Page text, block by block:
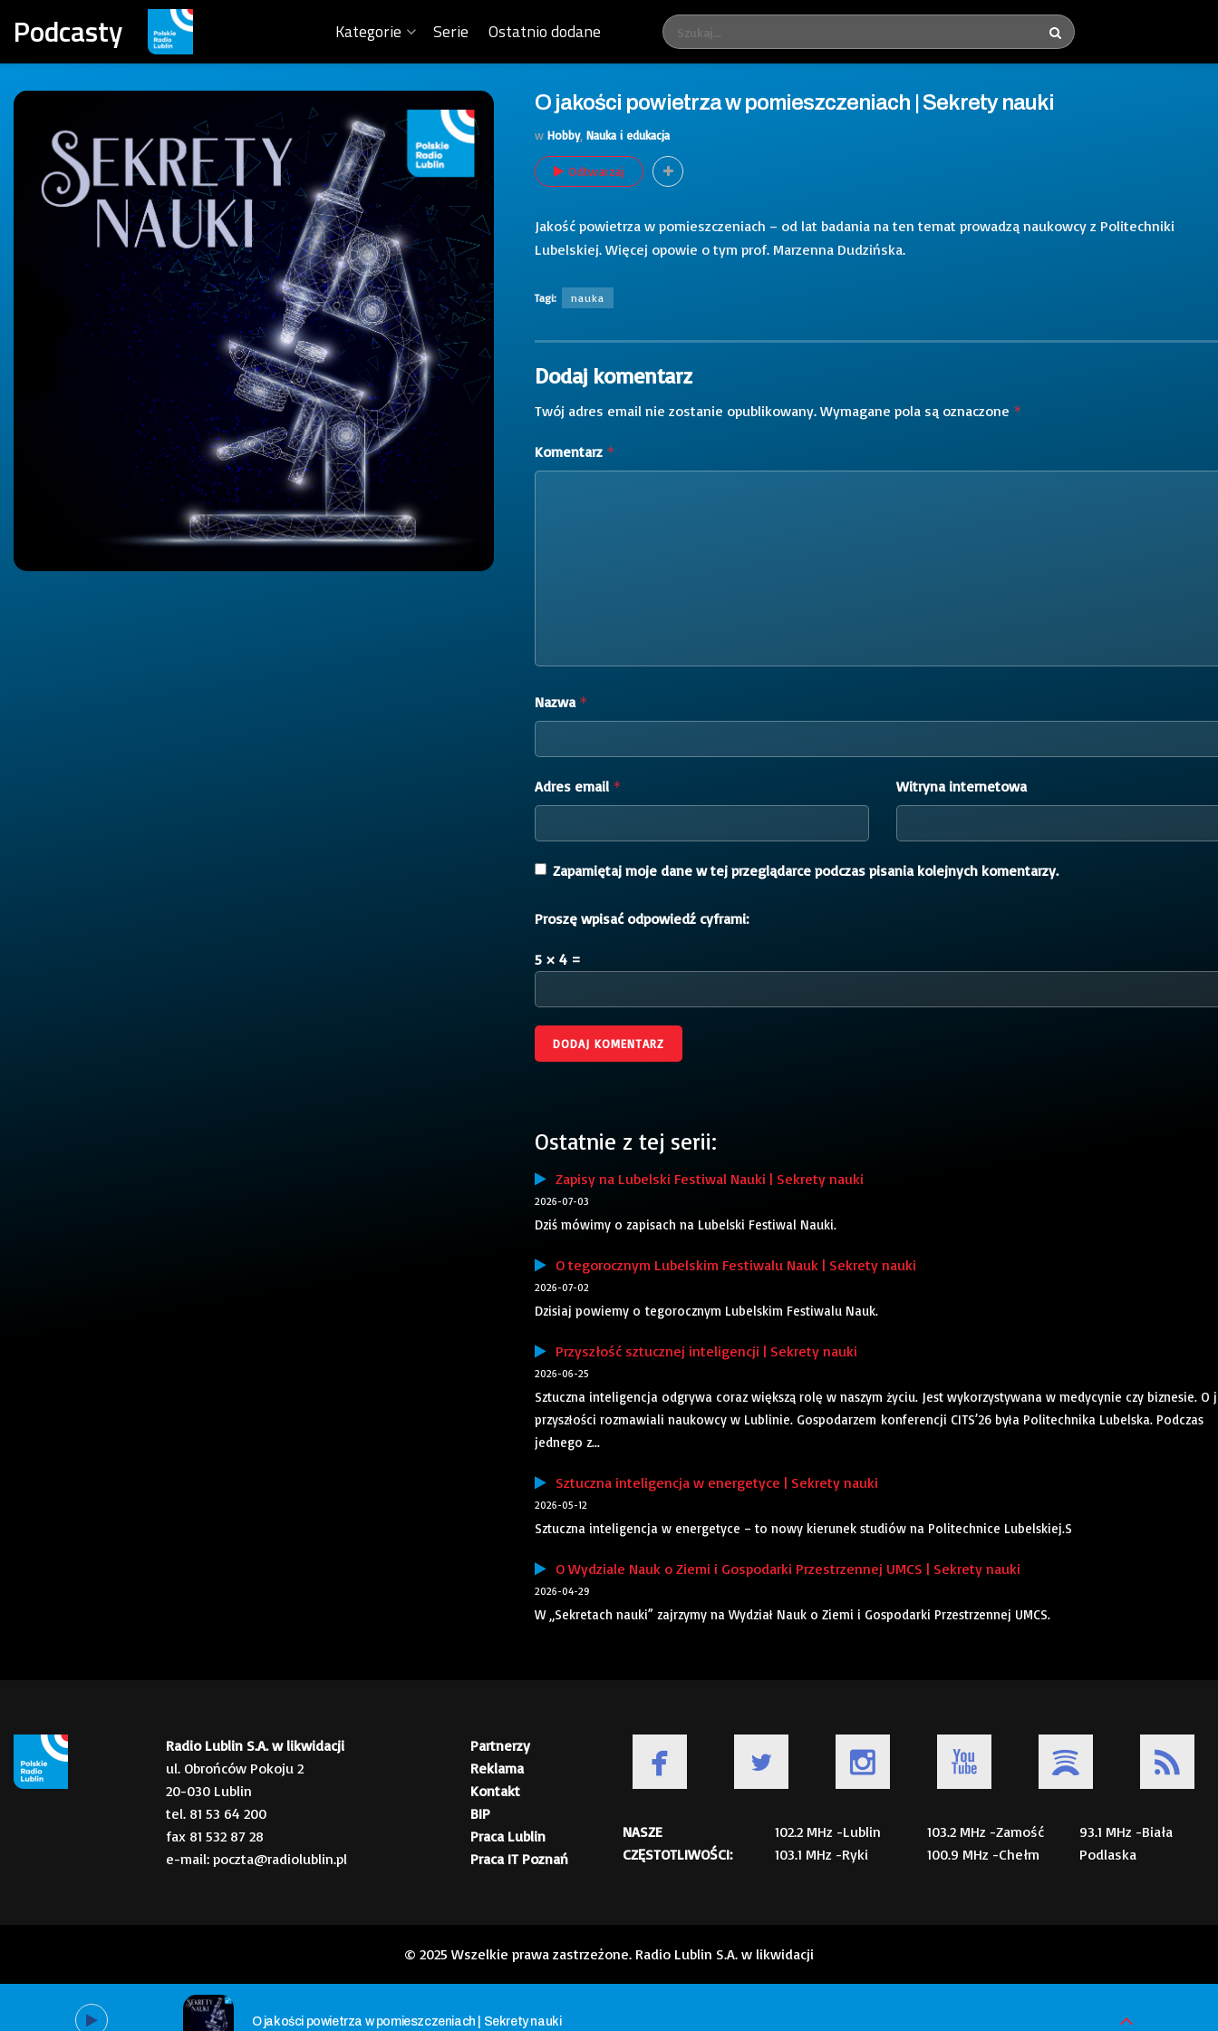
Podcasty Kategorie Serie Ostatnio dodane
O jakości powietrza w pomieszczeniach | Sekrety nauki
w Hobby, Nauka i edukacja
Odtwarzaj
Jakość powietrza w pomieszczeniach – od lat badania na ten temat prowadzą naukowcy z Politechniki
Lubelskiej. Więcej opowie o tym prof. Marzenna Dudzińska.
Tagi: nauka
Dodaj komentarz
Twój adres email nie zostanie opublikowany. Wymagane pola są oznaczone *
Komentarz *
Nazwa *
Adres email * Witryna internetowa
Zapamiętaj moje dane w tej przeglądarce podczas pisania kolejnych komentarzy.
Proszę wpisać odpowiedź cyframi:
5 × 4 =
Ostatnie z tej serii:
Zapisy na Lubelski Festiwal Nauki | Sekrety nauki
2026-07-03
Dziś mówimy o zapisach na Lubelski Festiwal Nauki.
O tegorocznym Lubelskim Festiwalu Nauk | Sekrety nauki
2026-07-02
Dzisiaj powiemy o tegorocznym Lubelskim Festiwalu Nauk.
Przyszłość sztucznej inteligencji | Sekrety nauki
2026-06-25
Sztuczna inteligencja odgrywa coraz większą rolę w naszym życiu. Jest wykorzystywana w medycynie czy biznesie. O
przyszłości rozmawiali naukowcy w Lublinie. Gospodarzem konferencji CITS’26 była Politechnika Lubelska. Podczas
jednego z...
Sztuczna inteligencja w energetyce | Sekrety nauki
2026-05-12
Sztuczna inteligencja w energetyce – to nowy kierunek studiów na Politechnice Lubelskiej.S
O Wydziale Nauk o Ziemi i Gospodarki Przestrzennej UMCS | Sekrety nauki
2026-04-29
W „Sekretach nauki” zajrzymy na Wydział Nauk o Ziemi i Gospodarki Przestrzennej UMCS.
Radio Lublin S.A. w likwidacji
ul. Obrońców Pokoju 2
20-030 Lublin
tel. 81 53 64 200
fax 81 532 87 28
e-mail: poczta@radiolublin.pl
Partnerzy
Reklama
Kontakt
BIP
Praca Lublin
Praca IT Poznań
NASZE
CZĘSTOTLIWOŚCI:
102.2 MHz -Lublin
103.1 MHz -Ryki
103.2 MHz -Zamość
100.9 MHz -Chełm
93.1 MHz -Biała
Podlaska
© 2025 Wszelkie prawa zastrzeżone. Radio Lublin S.A. w likwidacji
O jakości powietrza w pomieszczeniach | Sekrety nauki